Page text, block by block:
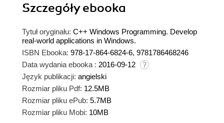
Szczegółyebooka
Tytuł oryginału: C++ Windows Programming. Develop
real-world applications in Windows.
ISBN Ebooka: 978-17-864-6824-6, 9781786468246
Data wydania ebooka : 2016-09-12
Język publikacji: angielski
Rozmiar pliku Pdf: 12.5MB
Rozmiar pliku ePub: 5.7MB
Rozmiar pliku Mobi: 10MB